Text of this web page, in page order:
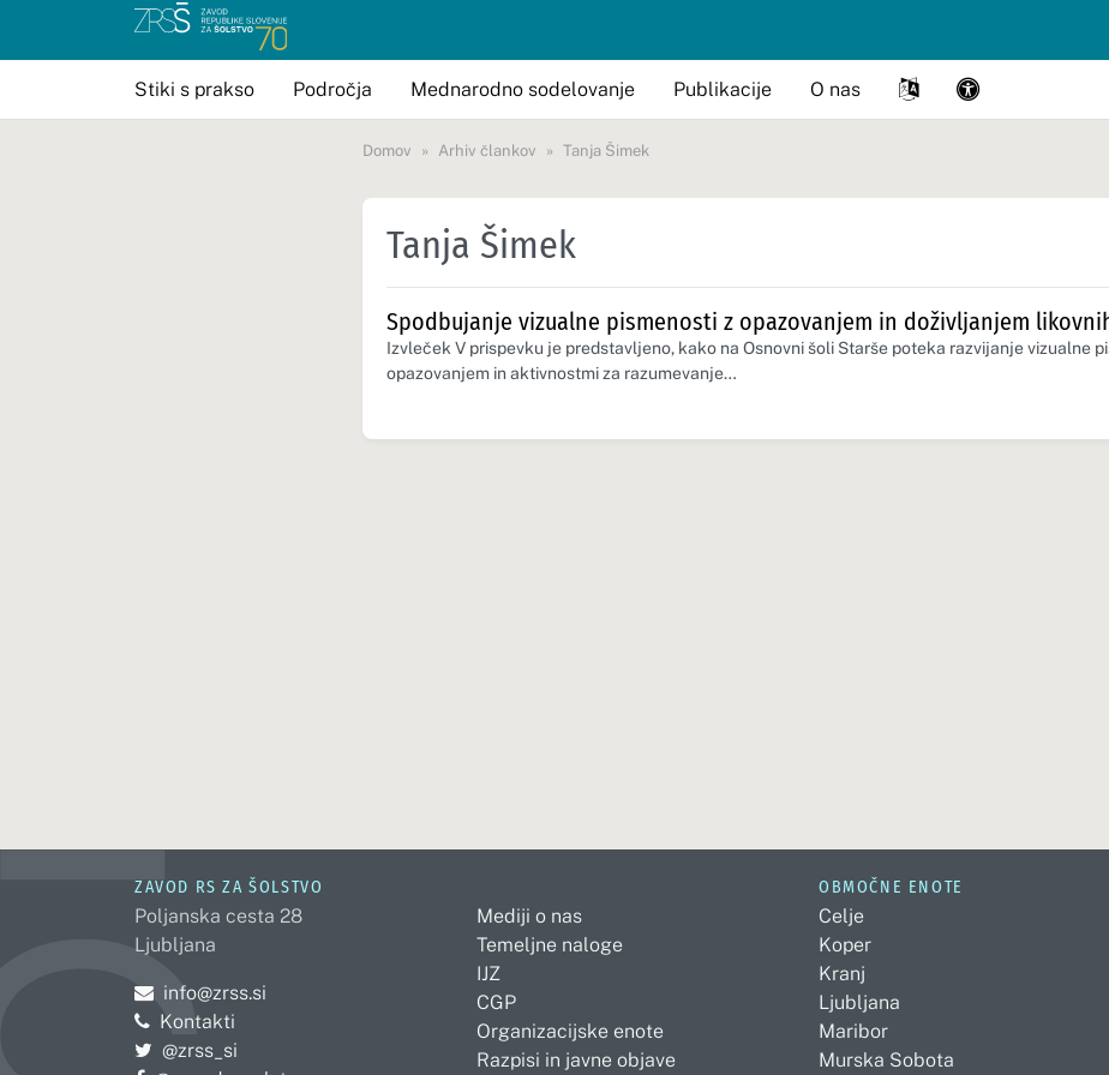
Stiki s prakso Področja Mednarodno sodelovanje Publikacije O nas
Domov Arhiv člankov Tanja Šimek
Tanja Šimek
Spodbujanje vizualne pismenosti z opazovanjem in doživljanjem
Izvleček V prispevku je predstavljeno, kako na Osnovni šoli Starše poteka razvijanje vizualne
opazovanjem in aktivnostmi za razumevanje…
ZAVOD RS ZA ŠOLSTVO
Poljanska cesta 28
Ljubljana
Pošljite e-mail na
info@zrss.si
Kontakti
Pojdite na Twitter:
@zrss_si
Mediji o nas
Temeljne naloge
IJZ
CGP
Organizacijske enote
Razpisi in javne objave
OBMOČNE ENOTE
Celje
Koper
Kranj
Ljubljana
Maribor
Murska Sobota